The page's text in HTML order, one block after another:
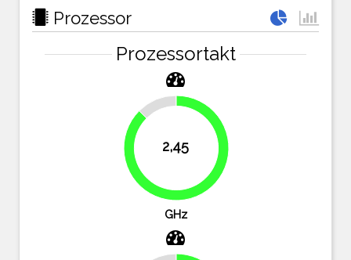
Prozessor
Prozessortakt
2,45
12.5%
87.5%
GHz